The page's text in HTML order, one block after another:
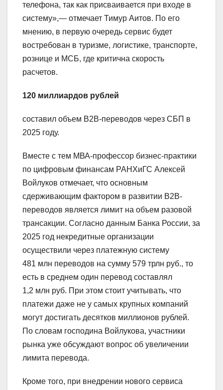
телефона, так как присваивается при входе в
систему»,— отмечает Тимур Аитов. По его
мнению, в первую очередь сервис будет
востребован в туризме, логистике, транспорте,
рознице и МСБ, где критична скорость
расчетов.
120 миллиардов рублей
составил объем B2B-переводов через СБП в
2025 году.
Вместе с тем МВА-профессор бизнес-практики
по цифровым финансам РАНХиГС Алексей
Войлуков отмечает, что основным
сдерживающим фактором в развитии В2В-
переводов является лимит на объем разовой
трансакции. Согласно данным Банка России, за
2025 год некредитные организации
осуществили через платежную систему
481 млн переводов на сумму 579 трлн руб., то
есть в среднем один перевод составлял
1,2 млн руб. При этом стоит учитывать, что
платежи даже не у самых крупных компаний
могут достигать десятков миллионов рублей.
По словам господина Войлукова, участники
рынка уже обсуждают вопрос об увеличении
лимита перевода.
Кроме того, при внедрении нового сервиса